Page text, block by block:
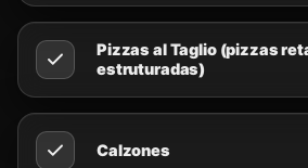
Pizzas al Taglio (pizzas
estruturadas)
Calzones